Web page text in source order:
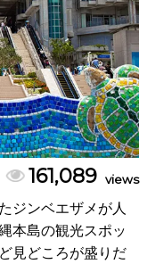
161,089 views
ジンベエザメが人
本島の観光スポッ
見どころが盛りだ